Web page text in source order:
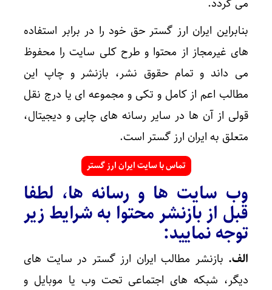
می گردد.
بنابراین ایران ارز گستر حق خود را در برابر استفاده
های غیرمجاز از محتوا و طرح کلی سایت را محفوظ
می داند و تمام حقوق نشر، بازنشر و چاپ این
مطالب اعم از کامل و تکی و مجموعه ای یا درج نقل
قولی از آن ها در سایر رسانه های چاپی و دیجیتال،
متعلق به ایران ارز گستر است.
تماس با سایت ایران ارز گستر
وب سایت ها و رسانه ها، لطفا
قبل از بازنشر محتوا به شرایط زیر
توجه نمایید:
الف. بازنشر مطالب ایران ارز گستر در سایت های
دیگر، شبکه های اجتماعی تحت وب یا موبایل و